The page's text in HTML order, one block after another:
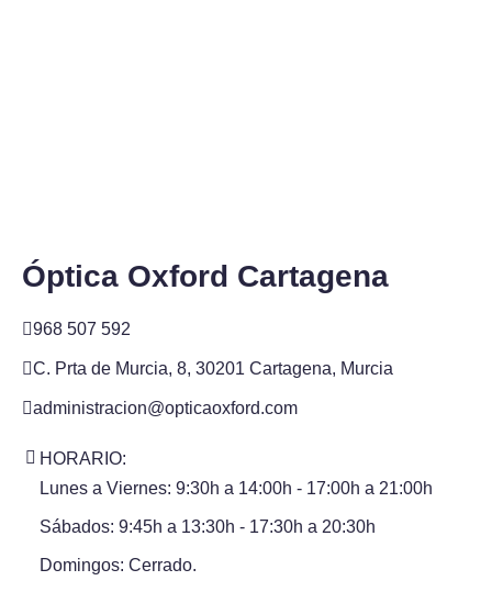
Óptica Oxford Cartagena
968 507 592
C. Prta de Murcia, 8, 30201 Cartagena, Murcia
administracion@opticaoxford.com
HORARIO:
Lunes a Viernes: 9:30h a 14:00h - 17:00h a 21:00h
Sábados: 9:45h a 13:30h - 17:30h a 20:30h
Domingos: Cerrado.